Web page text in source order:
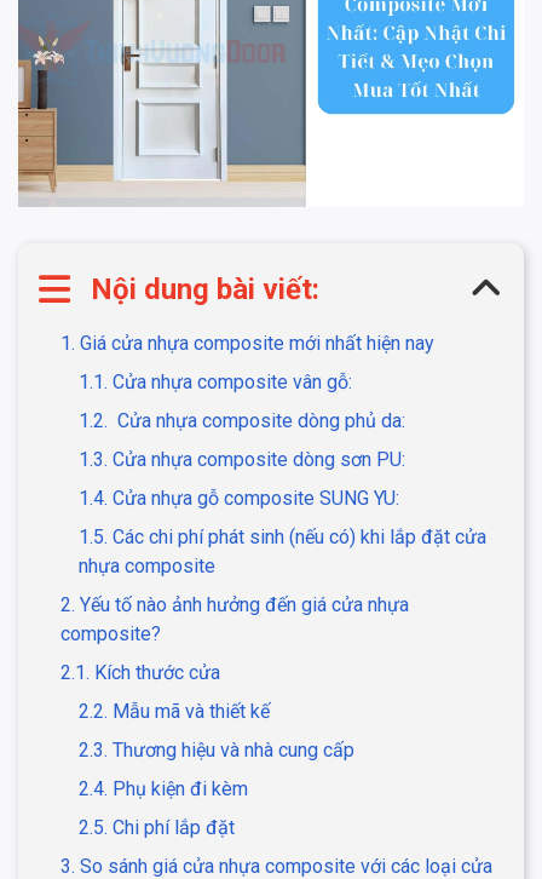
Nội dung bài viết:
1. Giá cửa nhựa composite mới nhất hiện nay
1.1. Cửa nhựa composite vân gỗ:
1.2. Cửa nhựa composite dòng phủ da:
1.3. Cửa nhựa composite dòng sơn PU:
1.4. Cửa nhựa gỗ composite SUNG YU:
1.5. Các chi phí phát sinh (nếu có) khi lắp đặt cửa
nhựa composite
2. Yếu tố nào ảnh hưởng đến giá cửa nhựa
composite?
2.1. Kích thước cửa
2.2. Mẫu mã và thiết kế
2.3. Thương hiệu và nhà cung cấp
2.4. Phụ kiện đi kèm
2.5. Chi phí lắp đặt
3. So sánh giá cửa nhựa composite với các loại cửa